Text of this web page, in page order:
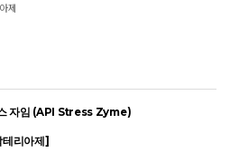
제
자임 (API Stress Zyme)
리아제]